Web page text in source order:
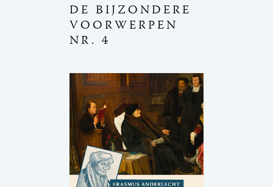
DE BIJZONDERE
VOORWERPEN
NR. 4